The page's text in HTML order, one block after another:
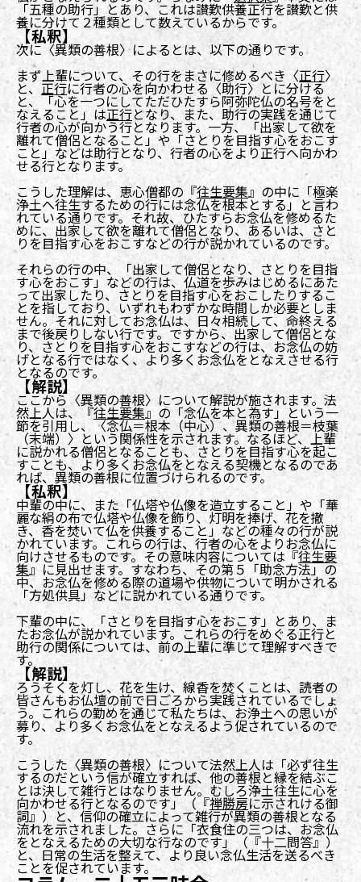
「五種の助行」とあり、これは讃歎供養正行を讃歎と供
養に分けて２種類として数えているからです。
【私釈】
次に〈異類の善根〉によるとは、以下の通りです。
まず上輩について、その行をまさに修めるべき〈正行〉
と、 正行に行者の心を向かわせる〈助行〉とに分ける
と、「心を一つにしてただひたすら阿弥陀仏の名号をと
なえること」は正行となり、また、助行の実践を通じて
行者の心が向かう行となります。一方、「出家して欲を
離れて僧侶となること」や「さとりを目指す心をおこす
こと」などは助行となり、行者の心をより正行へ向かわ
せる行となります。
こうした理解は、恵心僧都の『往生要集』の中に「極楽
浄土へ往生するための行には念仏を根本とする」と言わ
れている通りです。それ故、ひたすらお念仏を修めるた
めに、出家して欲を離れて僧侶となり、あるいは、さと
りを目指す心をおこすなどの行が説かれているのです。
それらの行の中、「出家して僧侶となり、さとりを目指
す心をおこす」などの行は、仏道を歩みはじめるにあた
って出家したり、さとりを目指す心をおこしたりするこ
とを指しており、いずれもわずかな時間しか必要としま
せん。それに対してお念仏は、日々相続して、命終える
まで後戻りしない行です。ですから、出家して僧侶とな
り、さとりを目指す心をおこすなどの行は、お念仏の妨
げとなる行ではなく、より多くお念仏をとなえさせる行
となるのです。
【解説】
ここから〈異類の善根〉について解説が施されます。法
然上人は、『往生要集』の「念仏を本と為す」という一
節を引用し、〈念仏＝根本（中心）、異類の善根＝枝葉
（末端）〉という関係性を示されます。なるほど、上輩
に説かれる僧侶となることも、さとりを目指す心を起こ
すことも、より多くお念仏をとなえる契機となるのであ
れば、異類の善根に位置づけられるのです。
【私釈】
中輩の中に、また「仏塔や仏像を造立すること」や「華
麗な絹の布で仏塔や仏像を飾り、灯明を捧げ、花を撒
き、香を焚いて仏を供養すること」などの種々の行が説
かれています。これらの行は、行者の心をよりお念仏に
向けさせるものです。その意味内容については『往生要
集』に見出せます。すなわち、その第５「助念方法」の
中、お念仏を修める際の道場や供物について明かされる
「方処供具」などに説かれている通りです。
下輩の中に、「さとりを目指す心をおこす」とあり、ま
たお念仏が説かれています。これらの行をめぐる正行と
助行の関係については、前の上輩に準じて理解すべきで
す。
【解説】
ろうそくを灯し、花を生け、線香を焚くことは、読者の
皆さんもお仏壇の前で日ごろから実践されているでしょ
う。これらの勤めを通じて私たちは、お浄土への思いが
募り、より多くお念仏をとなえるよう促されているので
す。
こうした〈異類の善根〉について法然上人は「必ず往生
するのだという信が確立すれば、他の善根と縁を結ぶこ
とは決して雑行とはなりません。むしろ浄土往生に心を
向かわせる行となるのです」（『禅勝房に示されける御
詞』）と、信仰の確立によって雑行が異類の善根となる
流れを示されました。さらに「衣食住の三つは、お念仏
をとなえるための大切な行なのです」（『十二問答』）
と、日常の生活を整えて、より良い念仏生活を送るべき
ことを促されています。